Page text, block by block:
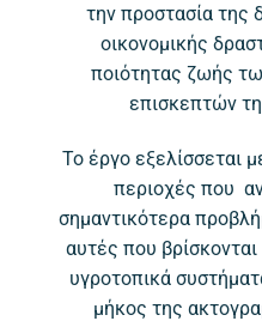
την προστασία της
οικονομικής
ποιότητας ζωής
επισκεπτών
Το έργο εξελίσσεται
περιοχές που
σημαντικότερα
αυτές που
υγροτοπικά
μήκος της